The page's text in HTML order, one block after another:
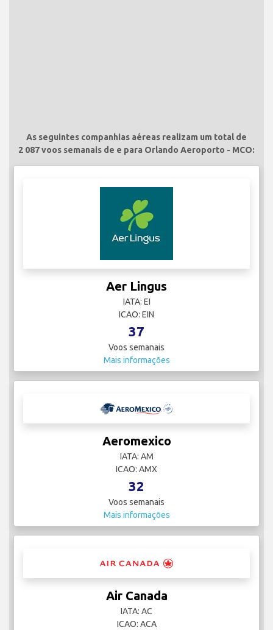
As seguintes companhias aéreas realizam um total de
2 087 voos semanais de e para Orlando Aeroporto - MCO:
Aer Lingus
IATA: EI
ICAO: EIN
37
Voos semanais
Mais informações
Aeromexico
IATA: AM
ICAO: AMX
32
Voos semanais
Mais informações
Air Canada
IATA: AC
ICAO: ACA